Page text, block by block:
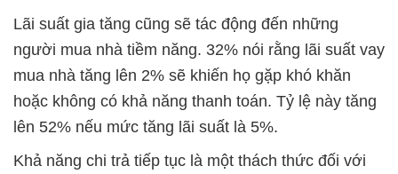
Lãi suất gia tăng cũng sẽ tác động đến những
người mua nhà tiềm năng. 32% nói rằng lãi suất vay
mua nhà tăng lên 2% sẽ khiến họ gặp khó khăn
hoặc không có khả năng thanh toán. Tỷ lệ này tăng
lên 52% nếu mức tăng lãi suất là 5%.
Khả năng chi trả tiếp tục là một thách thức đối với